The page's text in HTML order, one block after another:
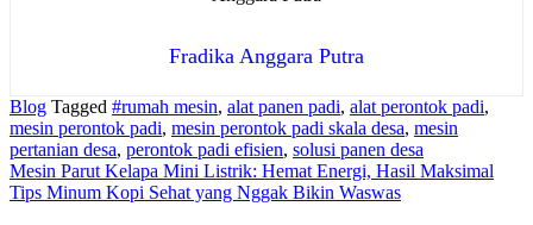
Fradika Anggara Putra
Blog Tagged #rumah mesin, alat panen padi, alat perontok padi,
mesin perontok padi, mesin perontok padi skala desa, mesin
pertanian desa, perontok padi efisien, solusi panen desa
Navigasi
pos
Mesin Parut Kelapa Mini Listrik: Hemat Energi, Hasil Maksimal
Tips Minum Kopi Sehat yang Nggak Bikin Waswas